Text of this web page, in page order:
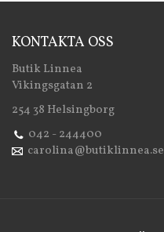
KONTAKTA OSS
Butik Linnea
Vikingsgatan 2
254 38 Helsingborg
042 - 244400
carolina@butiklinnea.se